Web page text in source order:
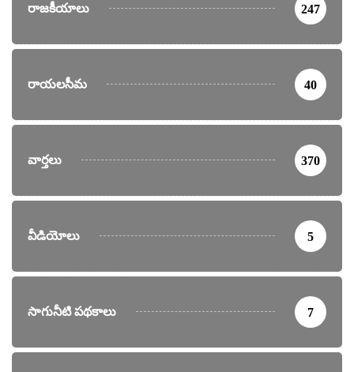
రాజకీయాలు 247
రాయలసీమ 40
వార్తలు 370
వీడియోలు 5
సాగునీటి పథకాలు 7